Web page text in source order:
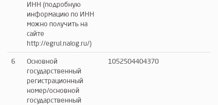
ИНН (подробную
информацию по ИНН
можно получить на
сайте
http://egrul.nalog.ru/)
6
Основной
государственный
регистрационный
номер/основной
государственный
1052504404370